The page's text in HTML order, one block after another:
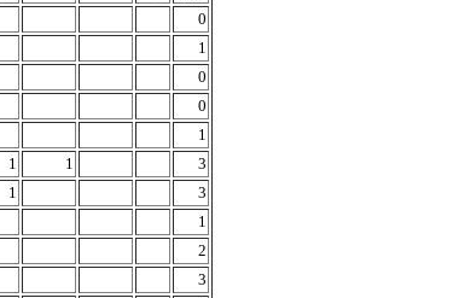
0
1
0
0
1
1 1 3
1
3
1
2
3